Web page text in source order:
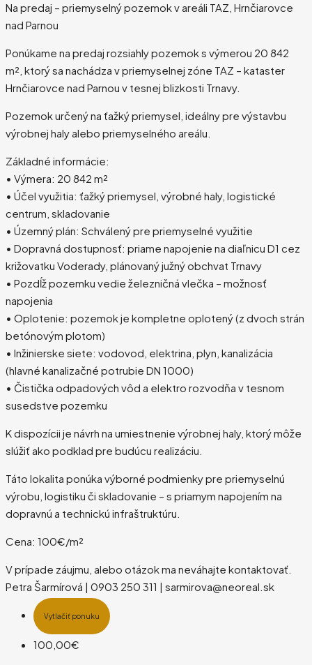
Na predaj – priemyselný pozemok v areáli TAZ, Hrnčiarovce
nad Parnou
Ponúkame na predaj rozsiahly pozemok s výmerou 20 842
m², ktorý sa nachádza v priemyselnej zóne TAZ – kataster
Hrnčiarovce nad Parnou v tesnej blizkosti Trnavy.
Pozemok určený na ťažký priemysel, ideálny pre výstavbu
výrobnej haly alebo priemyselného areálu.
Základné informácie:
• Výmera: 20 842 m²
• Účel využitia: ťažký priemysel, výrobné haly, logistické
centrum, skladovanie
• Územný plán: Schválený pre priemyselné využitie
• Dopravná dostupnosť: priame napojenie na diaľnicu D1 cez
križovatku Voderady, plánovaný južný obchvat Trnavy
• Pozdĺž pozemku vedie železničná vlečka – možnosť
napojenia
• Oplotenie: pozemok je kompletne oplotený (z dvoch strán
betónovým plotom)
• Inžinierske siete: vodovod, elektrina, plyn, kanalizácia
(hlavné kanalizačné potrubie DN 1000)
• Čistička odpadových vôd a elektro rozvodňa v tesnom
susedstve pozemku
K dispozícii je návrh na umiestnenie výrobnej haly, ktorý môže
slúžiť ako podklad pre budúcu realizáciu.
Táto lokalita ponúka výborné podmienky pre priemyselnú
výrobu, logistiku či skladovanie – s priamym napojením na
dopravnú a technickú infraštruktúru.
Cena: 100€/m²
V prípade záujmu, alebo otázok ma neváhajte kontaktovať.
Petra Šarmírová | 0903 250 311 | sarmirova@neoreal.sk
Vytlačiť ponuku
100,00€